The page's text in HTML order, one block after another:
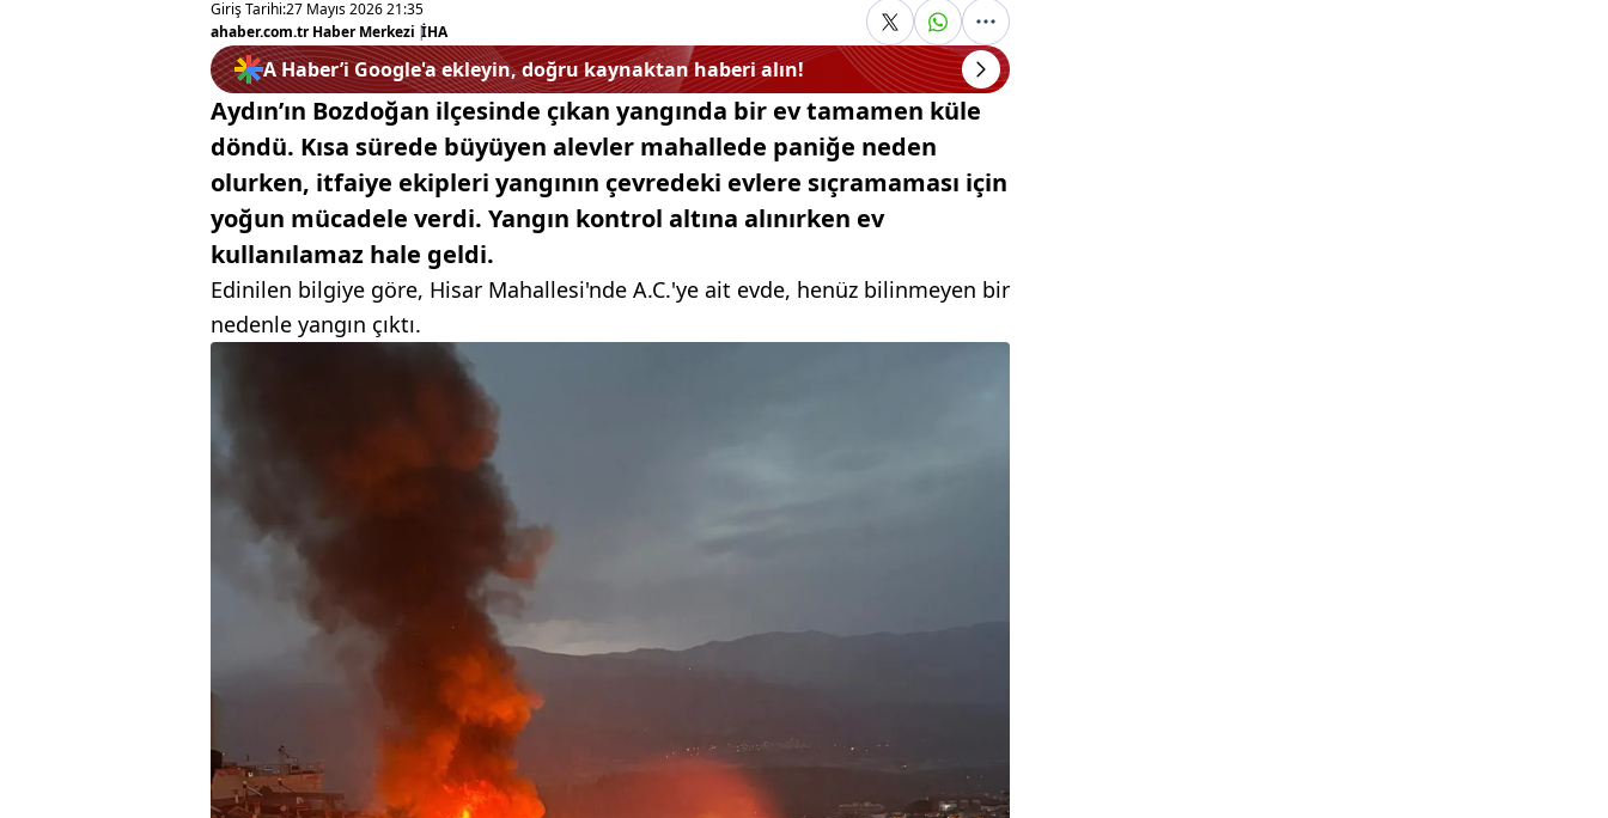
Giriş Tarihi:27 Mayıs 2026 21:35
ahaber.com.tr Haber Merkezi |İHA
A Haber’i Google'a ekleyin, doğru kaynaktan haberi alın!
Aydın’ın Bozdoğan ilçesinde çıkan yangında bir ev tamamen küle
döndü. Kısa sürede büyüyen alevler mahallede paniğe neden
olurken, itfaiye ekipleri yangının çevredeki evlere sıçramaması için
yoğun mücadele verdi. Yangın kontrol altına alınırken ev
kullanılamaz hale geldi.
Edinilen bilgiye göre, Hisar Mahallesi'nde A.C.'ye ait evde, henüz bilinmeyen bir
nedenle yangın çıktı.